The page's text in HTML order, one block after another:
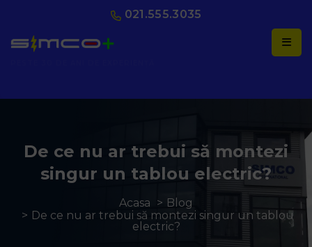
021.555.3035
De ce nu ar trebui să montezi
singur un tablou electric?
Acasa
Blog
De ce nu ar trebui să montezi singur un tablou
electric?